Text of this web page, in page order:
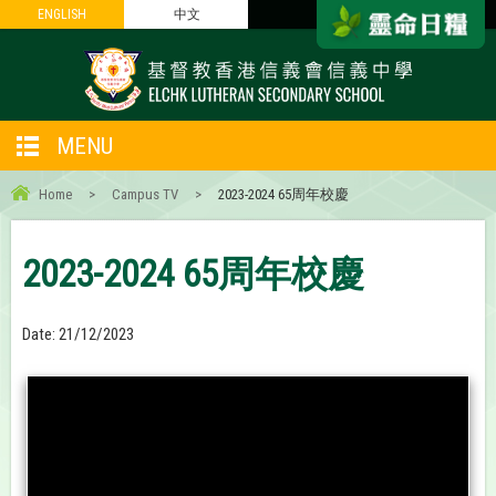
ENGLISH 中文
ENGLISH 中文
MENU
Home > Campus TV > 2023-2024 65周年校慶
2023-2024 65周年校慶
Date: 21/12/2023